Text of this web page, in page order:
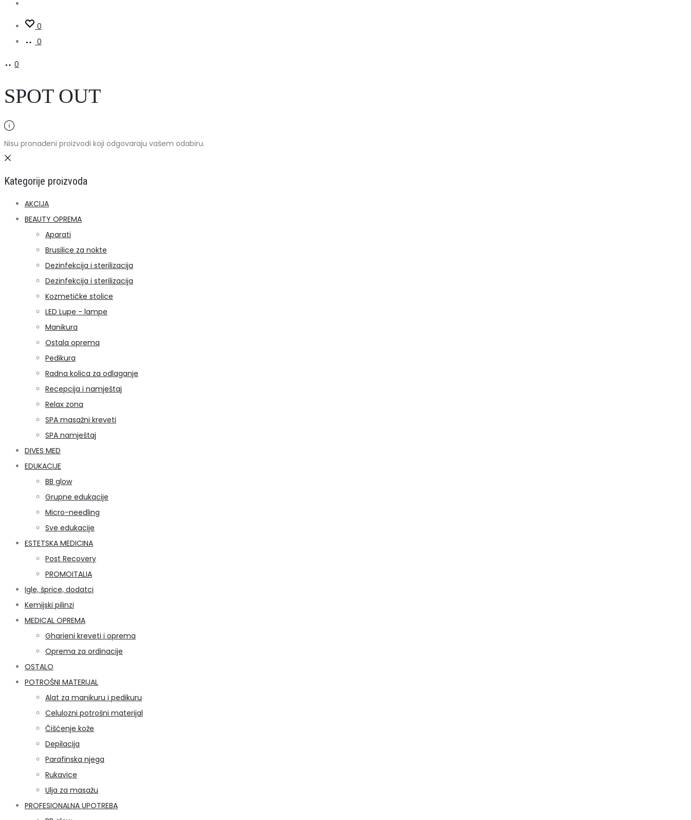
0
0
0
SPOT OUT
Nisu pronađeni proizvodi koji odgovaraju vašem odabiru.
Kategorije proizvoda
AKCIJA
BEAUTY OPREMA
Aparati
Brusilice za nokte
Dezinfekcija i sterilizacija
Dezinfekcija i sterilizacija
Kozmetičke stolice
LED Lupe - lampe
Manikura
Ostala oprema
Pedikura
Radna kolica za odlaganje
Recepcija i namještaj
Relax zona
SPA masažni kreveti
SPA namještaj
DIVES MED
EDUKACIJE
BB glow
Grupne edukacije
Micro-needling
Sve edukacije
ESTETSKA MEDICINA
Post Recovery
PROMOITALIA
Igle, šprice, dodatci
Kemijski pilinzi
MEDICAL OPREMA
Gharieni kreveti i oprema
Oprema za ordinacije
OSTALO
POTROŠNI MATERIJAL
Alat za manikuru i pedikuru
Celulozni potrošni materijal
Čišćenje kože
Depilacija
Parafinska njega
Rukavice
Ulja za masažu
PROFESIONALNA UPOTREBA